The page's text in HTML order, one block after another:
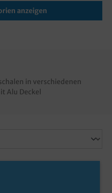
anzeigen
in verschiedenen
Alu Deckel